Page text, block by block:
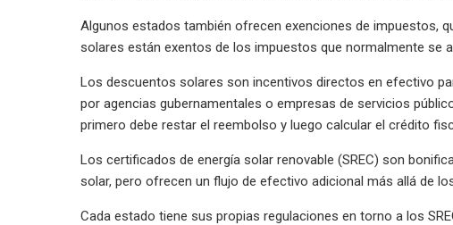
Algunos estados también ofrecen exenciones de impuestos,
solares están exentos de los impuestos que normalmente se
Los descuentos solares son incentivos directos en efectivo
por agencias gubernamentales o empresas de servicios
primero debe restar el reembolso y luego calcular el crédito
Los certificados de energía solar renovable (SREC) son
solar, pero ofrecen un flujo de efectivo adicional más allá de
Cada estado tiene sus propias regulaciones en torno a los